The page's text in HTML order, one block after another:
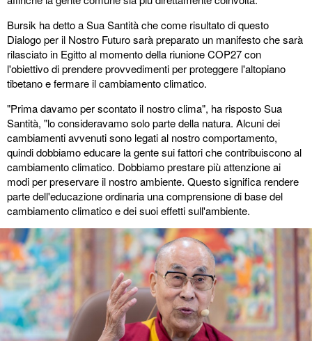
Bursik ha detto a Sua Santità che come risultato di questo
Dialogo per il Nostro Futuro sarà preparato un manifesto che sarà
rilasciato in Egitto al momento della riunione COP27 con
l'obiettivo di prendere provvedimenti per proteggere l'altopiano
tibetano e fermare il cambiamento climatico.
"Prima davamo per scontato il nostro clima", ha risposto Sua
Santità, "lo consideravamo solo parte della natura. Alcuni dei
cambiamenti avvenuti sono legati al nostro comportamento,
quindi dobbiamo educare la gente sui fattori che contribuiscono al
cambiamento climatico. Dobbiamo prestare più attenzione ai
modi per preservare il nostro ambiente. Questo significa rendere
parte dell'educazione ordinaria una comprensione di base del
cambiamento climatico e dei suoi effetti sull'ambiente.